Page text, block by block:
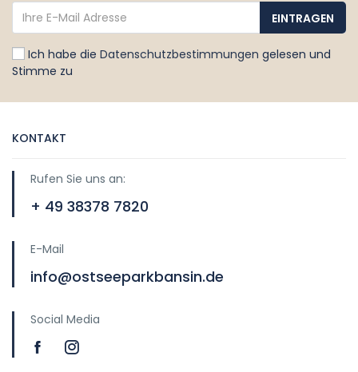
Ich habe die Datenschutzbestimmungen gelesen und
Stimme zu
KONTAKT
Rufen Sie uns an:
+ 49 38378 7820
E-Mail
info@ostseeparkbansin.de
Social Media